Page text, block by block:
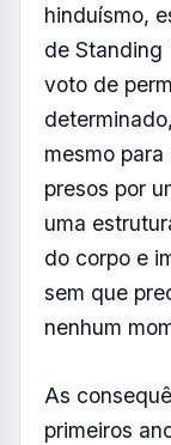
hinduísmo,
de Standing
voto de
mesmo
presos por
uma
do corpo e
sem que
nenhum
As
primeiros